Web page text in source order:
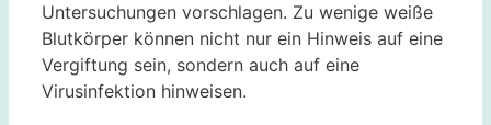
Untersuchungen vorschlagen. Zu wenige weiße
Blutkörper können nicht nur ein Hinweis auf eine
Vergiftung sein, sondern auch auf eine
Virusinfektion hinweisen.